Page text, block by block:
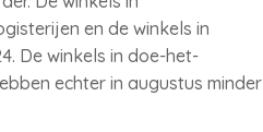
en de winkels in
De winkels in doe-het-
echter in augustus minder